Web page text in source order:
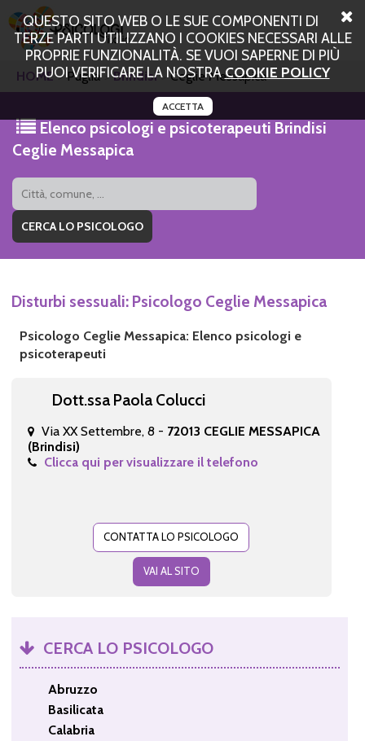
QUESTO SITO WEB O LE SUE COMPONENTI DI
TERZE PARTI UTILIZZANO I COOKIES NECESSARI ALLE
PROPRIE FUNZIONALITÀ. SE VUOI SAPERNE DI PIÙ
PUOI VERIFICARE LA NOSTRACOOKIE POLICY
ACCETTA
HOME Puglia Brindisi Ceglie Messapica
Elenco psicologi e psicoterapeuti Brindisi
Ceglie Messapica
Disturbi sessuali: Psicologo Ceglie Messapica
Psicologo Ceglie Messapica: Elenco psicologi e
psicoterapeuti
Dott.ssa Paola Colucci
Via XX Settembre, 8 - 72013 CEGLIE MESSAPICA
(Brindisi)
Clicca qui per visualizzare il telefono
CONTATTA LO PSICOLOGO
VAI AL SITO
CERCA LO PSICOLOGO
Abruzzo
Basilicata
Calabria